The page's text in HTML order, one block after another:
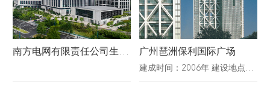
南方电网有限责任公司生产科研综合基地（南区） 广州琶洲保利国际广场
建成时间：2006年 建设地点：广东省广州市 建筑面积：206041㎡ 建筑高度：150m 合作设计：SOM